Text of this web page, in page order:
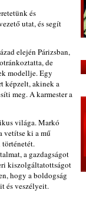
és
utat, és segít
elején Párizsban,
de
modellje. Egy
képzelt, akinek a
meg. A karmester a
világa. Markó
vetítse ki a mű
történetét.
a gazdagságot
kiszolgáltatottságot
hogy a boldogság
és veszélyeit.